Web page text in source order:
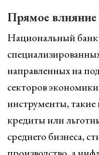
Прямое влияние
Национальный банк
направленных на
секторов
инструменты,
кредиты или
среднего бизнеса,